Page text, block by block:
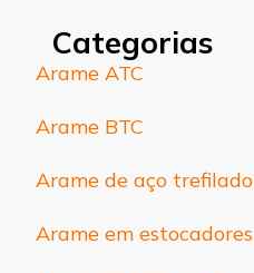
Categorias
Arame ATC
Arame BTC
Arame de aço trefilado
Arame em estocadores